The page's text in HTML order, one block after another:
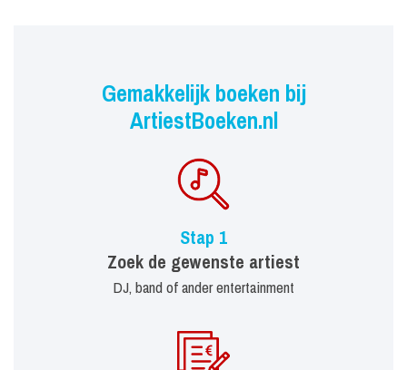
Gemakkelijk boeken bij
ArtiestBoeken.nl
Stap 1
Zoek de gewenste artiest
DJ, band of ander entertainment